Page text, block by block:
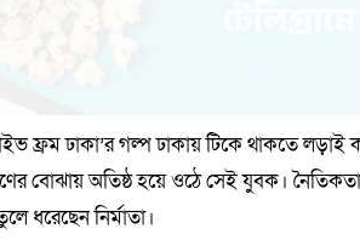
ফ্রম ঢাকা’র গল্প ঢাকায় টিকে থাকতে লড়াই
ঋণের বোঝায় অতিষ্ঠ হয়ে ওঠে সেই যুবক।
ধরেছেন নির্মাতা।